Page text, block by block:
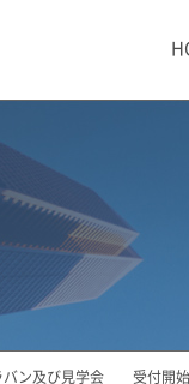
バン及び見学会 受付開始